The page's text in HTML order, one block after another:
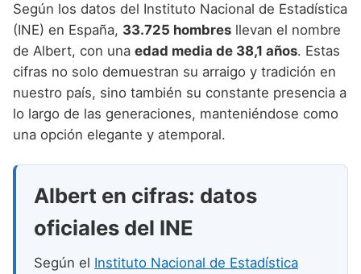
Nombres de niño que empiezan por M
Nombres de niño que empiezan por N
Nombres de niño que empiezan por O
Nombres de niño que empiezan por P
Nombres de niño que empiezan por Q
Nombres de niño que empiezan por S
Nombres de niño que empiezan por T
Nombres de niño que empiezan por U
Nombres de Niño Murcianos
Nombres de Niño Navarros
Nombres de Niño Riojanos
Nombres de Niño Valencianos
Nombres de Niño Vascos
Nombres de Niño Judíos
Nombres de Niño Marroquíes
Nombres de Niño Portugueses
Nombres de Niño Rumanos
Según los datos del Instituto Nacional de Estadística
(INE) en España, 33.725 hombres llevan el nombre
de Albert, con una edad media de 38,1 años. Estas
cifras no solo demuestran su arraigo y tradición en
nuestro país, sino también su constante presencia a
lo largo de las generaciones, manteniéndose como
una opción elegante y atemporal.
Albert en cifras: datos
oficiales del INE
Según el Instituto Nacional de Estadística